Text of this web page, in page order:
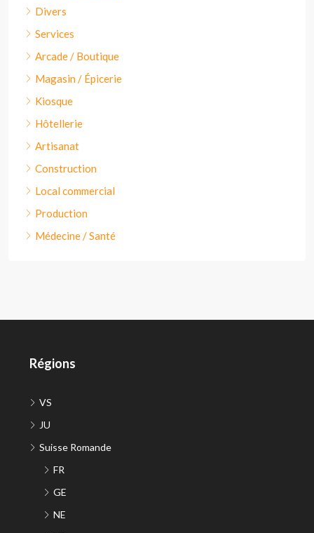
Divers
Services
Arcade / Boutique
Magasin / Épicerie
Kiosque
Hôtellerie
Artisanat
Construction
Local commercial
Production
Médecine / Santé
Régions
VS
JU
Suisse Romande
FR
GE
NE